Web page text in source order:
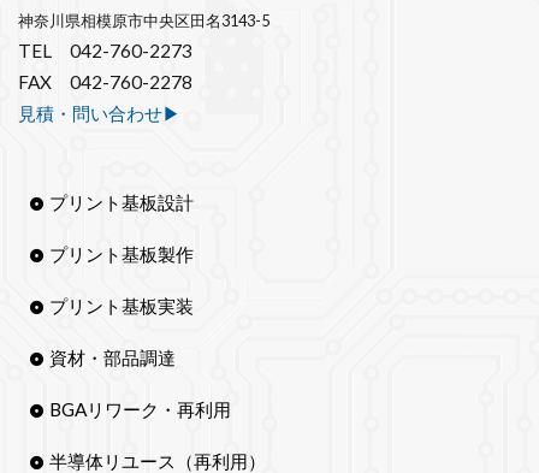
神奈川県相模原市中央区田名3143-5
TEL 042-760-2273
FAX 042-760-2278
見積・問い合わせ▶︎
プリント基板設計
プリント基板製作
プリント基板実装
資材・部品調達
BGAリワーク・再利用
半導体リユース（再利用）